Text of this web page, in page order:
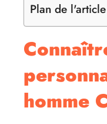
Plan de l'article
homme